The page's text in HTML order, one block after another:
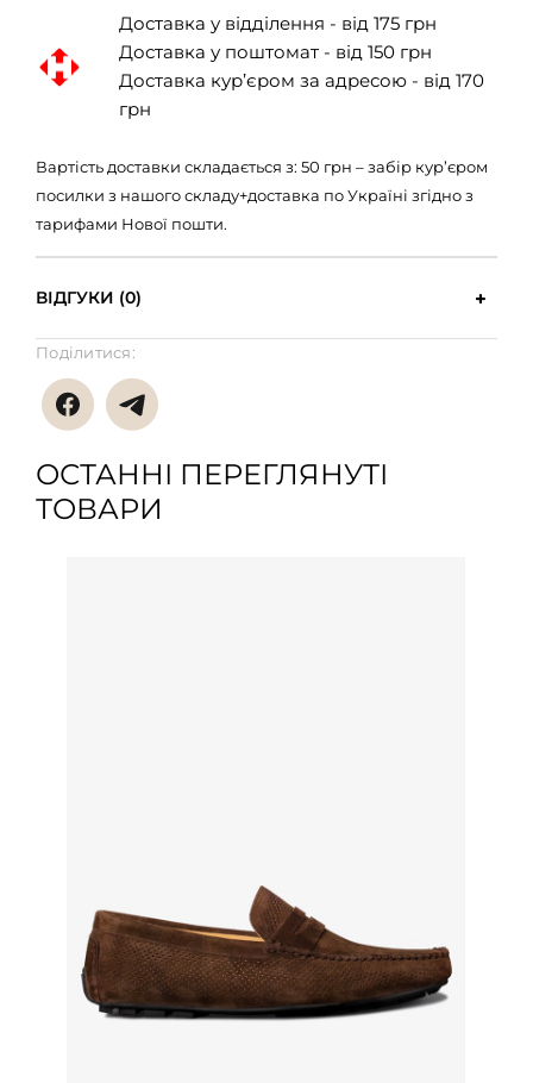
Доставка у відділення - від 175 грн
Доставка у поштомат - від 150 грн
Доставка кур’єром за адресою - від 170
грн
Вартість доставки складається з: 50 грн – забір кур’єром
посилки з нашого складу+доставка по Україні згідно з
тарифами Нової пошти.
ВІДГУКИ (0)
Поділитися:
ОСТАННІ ПЕРЕГЛЯНУТІ
ТОВАРИ